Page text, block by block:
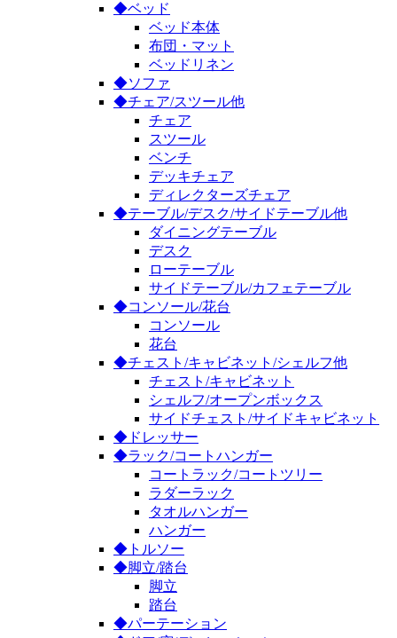
◆ベッド
ベッド本体
布団・マット
ベッドリネン
◆ソファ
◆チェア/スツール他
チェア
スツール
ベンチ
デッキチェア
ディレクターズチェア
◆テーブル/デスク/サイドテーブル他
ダイニングテーブル
デスク
ローテーブル
サイドテーブル/カフェテーブル
◆コンソール/花台
コンソール
花台
◆チェスト/キャビネット/シェルフ他
チェスト/キャビネット
シェルフ/オープンボックス
サイドチェスト/サイドキャビネット
◆ドレッサー
◆ラック/コートハンガー
コートラック/コートツリー
ラダーラック
タオルハンガー
ハンガー
◆トルソー
◆脚立/踏台
脚立
踏台
◆パーテーション